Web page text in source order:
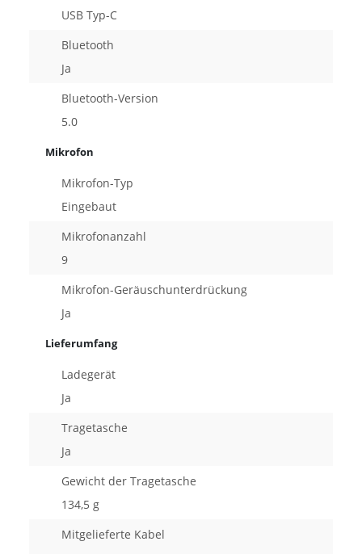
USB Typ-C
Bluetooth
Ja
Bluetooth-Version
5.0
Mikrofon
Mikrofon-Typ
Eingebaut
Mikrofonanzahl
9
Mikrofon-Geräuschunterdrückung
Ja
Lieferumfang
Ladegerät
Ja
Tragetasche
Ja
Gewicht der Tragetasche
134,5 g
Mitgelieferte Kabel